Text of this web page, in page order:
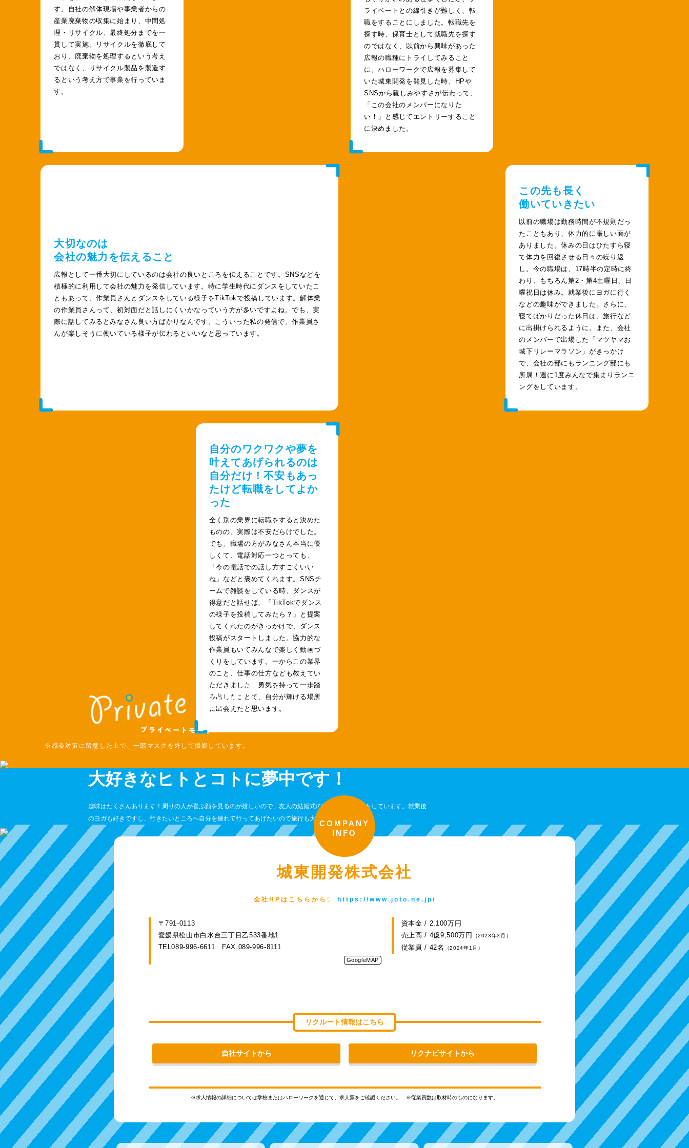
す。自社の解体現場や事業者からの
産業廃棄物の収集に始まり、中間処
理・リサイクル、最終処分までを一
貫して実施。リサイクルを徹底して
おり、廃棄物を処理するという考え
ではなく、リサイクル製品を製造す
るという考え方で事業を行っていま
す。
ライベートとの線引きが難しく、転
職をすることにしました。転職先を
探す時、保育士として就職先を探す
のではなく、以前から興味があった
広報の職種にトライしてみること
に。ハローワークで広報を募集して
いた城東開発を発見した時、HPや
SNSから親しみやすさが伝わって、
「この会社のメンバーになりた
い！」と感じてエントリーすること
に決めました。
大切なのは
会社の魅力を伝えること
広報として一番大切にしているのは会社の良いところを伝えることです。SNSなどを
積極的に利用して会社の魅力を発信しています。特に学生時代にダンスをしていたこ
ともあって、作業員さんとダンスをしている様子をTikTokで投稿しています。解体業
の作業員さんって、初対面だと話しにくいかなっていう方が多いですよね。でも、実
際に話してみるとみなさん良い方ばかりなんです。こういった私の発信で、作業員さ
んが楽しそうに働いている様子が伝わるといいなと思っています。
この先も長く
働いていきたい
以前の職場は勤務時間が不規則だっ
たこともあり、体力的に厳しい面が
ありました。休みの日はひたすら寝
て体力を回復させる日々の繰り返
し。今の職場は、17時半の定時に終
わり、もちろん第2・第4土曜日、日
曜祝日は休み。就業後にヨガに行く
などの趣味ができました。さらに、
寝てばかりだった休日は、旅行など
に出掛けられるように。また、会社
のメンバーで出場した「マツヤマお
城下リレーマラソン」がきっかけ
で、会社の部にもランニング部にも
所属！週に1度みんなで集まりランニ
ングをしています。
自分のワクワクや夢を
叶えてあげられるのは
自分だけ！不安もあっ
たけど転職をしてよか
った
全く別の業界に転職をすると決めた
ものの、実際は不安だらけでした。
でも、職場の方がみなさん本当に優
しくて、電話対応一つとっても、
「今の電話での話し方すごくいい
ね」などと褒めてくれます。SNSチ
ームで雑談をしている時、ダンスが
得意だと話せば、「TikTokでダンス
の様子を投稿してみたら？」と提案
してくれたのがきっかけで、ダンス
投稿がスタートしました。協力的な
作業員もいてみんなで楽しく動画づ
くりをしています。一からこの業界
のこと、仕事の仕方なども教えてい
ただきました。勇気を持って一歩踏
み出したことで、自分が輝ける場所
に出会えたと思います。
※感染対策に留意した上で、一部マスクを外して撮影しています。
大好きなヒトとコトに夢中です！
趣味はたくさんあります！周りの人が喜ぶ顔を見るのが嬉しいので、友人の結婚式の動画の作成などもしています。就業後
のヨガも好きですし、行きたいところへ自分を連れて行ってあげたいので旅行も大好きです。
COMPANY
INFO
城東開発株式会社
会社HPはこちらから https://www.joto.ne.jp/
〒791-0113
愛媛県松山市白水台三丁目乙533番地1
TEL089-996-6611
FAX.089-996-8111
GoogleMAP
資本金 / 2,100万円
売上高 / 4億9,500万円
（2023年3月）
従業員 / 42名 （2024年1月）
リクルート情報はこちら
自社サイトから リクナビサイトから
※求人情報の詳細については学校またはハローワークを通じて、求人票をご確認ください。 ※従業員数は取材時のものになります。